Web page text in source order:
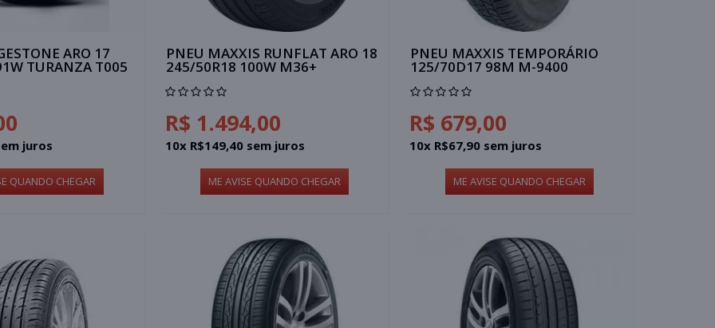
ARO 17
TURANZA T005
juros
QUANDO CHEGAR
PNEU MAXXIS RUNFLAT ARO 18
245/50R18 100W M36+
R$ 1.494,00
10x R$149,40 sem juros
ME AVISE QUANDO CHEGAR
PNEU MAXXIS TEMPORÁRIO
125/70D17 98M M-9400
R$ 679,00
10x R$67,90 sem juros
ME AVISE QUANDO CHEGAR